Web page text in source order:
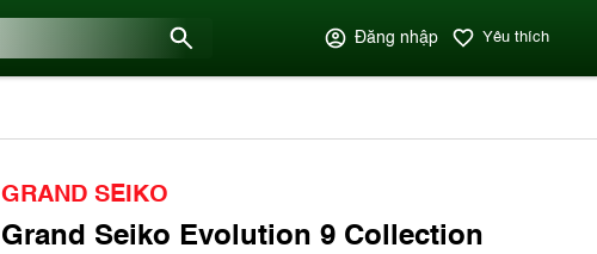
Đăng nhập Yêu thích
GRAND SEIKO
Grand Seiko Evolution 9 Collection